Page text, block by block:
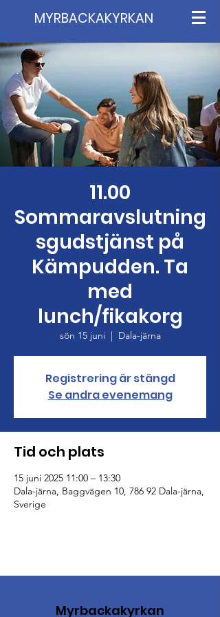
MYRBACKAKYRKAN
11.00
Sommaravslutning
sgudstjänst på
Kämpudden. Ta
med
lunch/fikakorg
sön 15 juni
  |
Dala-järna
Registrering är stängd
Se andra evenemang
Tid och plats
15 juni 2025 11:00 – 13:30
Dala-järna, Baggvägen 10, 786 92 Dala-järna,
Sverige
Myrbackakyrkan